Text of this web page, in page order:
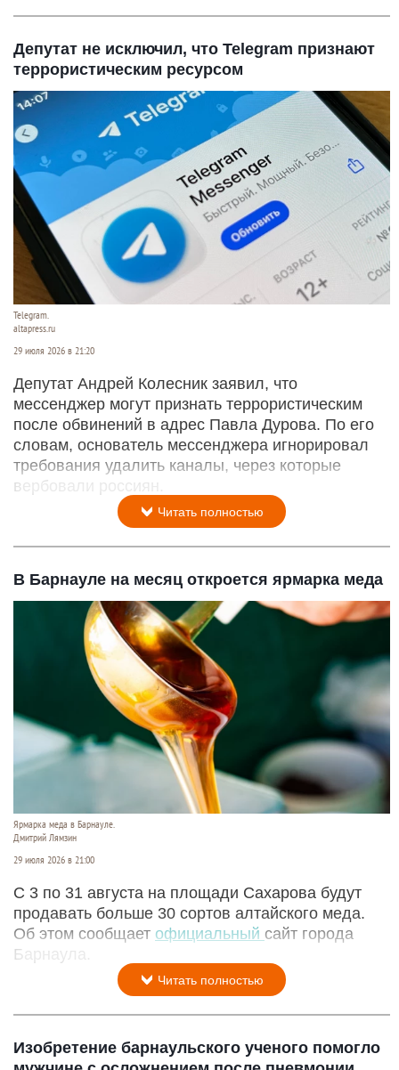
Депутат не исключил, что Telegram признают
террористическим ресурсом
Telegram.
altapress.ru
29 июля 2026 в 21:20
Депутат Андрей Колесник заявил, что
мессенджер могут признать террористическим
после обвинений в адрес Павла Дурова. По его
словам, основатель мессенджера игнорировал
требования удалить каналы, через которые
вербовали россиян.
Читать полностью
В Барнауле на месяц откроется ярмарка меда
Ярмарка меда в Барнауле.
Дмитрий Лямзин
29 июля 2026 в 21:00
С 3 по 31 августа на площади Сахарова будут
продавать больше 30 сортов алтайского меда.
Об этом сообщает официальный сайт города
Барнаула.
Читать полностью
Изобретение барнаульского ученого помогло